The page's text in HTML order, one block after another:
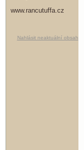
www.rancutuffa.cz
Nahlásit neaktuální obsah